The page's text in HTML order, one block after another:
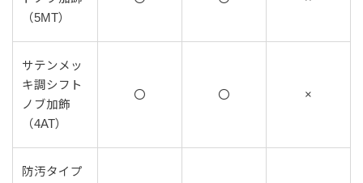
（5MT）
サテンメッ
キ調シフト
ノブ加飾
（4AT）
〇 〇 ×
防汚タイプ